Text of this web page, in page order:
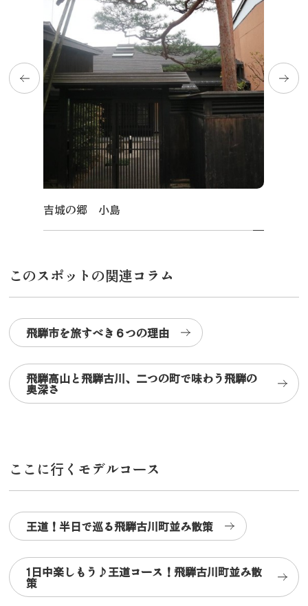
吉城の郷 小島
このスポットの関連コラム
飛騨市を旅すべき６つの理由
飛騨高山と飛騨古川、二つの町で味わう飛騨の
奥深さ
ここに行くモデルコース
王道！半日で巡る飛騨古川町並み散策
1日中楽しもう♪王道コース！飛騨古川町並み散
策